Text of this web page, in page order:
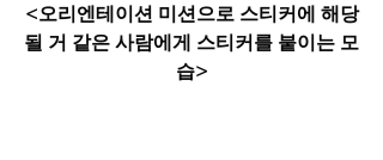
<오리엔테이션 미션으로 스티커에 해당
될 거 같은 사람에게 스티커를 붙이는 모
습>